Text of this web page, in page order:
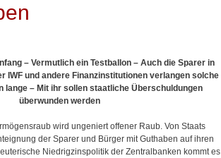
– Vermutlich ein Testballon – Auch die Sparer in
IWF und andere Finanzinstitutionen verlangen solche
lange – Mit ihr sollen staatliche Überschuldungen
überwunden werden
wird ungeniert offener Raub. Von Staats
der Sparer und Bürger mit Guthaben auf ihren
Niedrigzinspolitik der Zentralbanken kommt es